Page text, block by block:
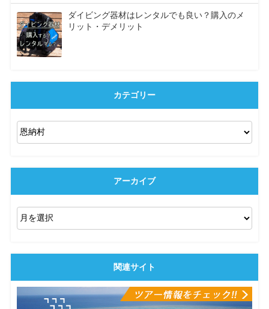
ダイビング器材はレンタルでも良い？購入のメ
リット・デメリット
カテゴリー
アーカイブ
関連サイト